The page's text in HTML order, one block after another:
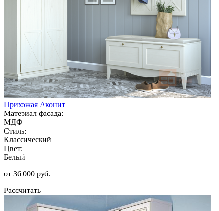
Прихожая Аконит
Материал фасада:
МДФ
Стиль:
Классический
Цвет:
Белый
от 36 000 руб.
Рассчитать